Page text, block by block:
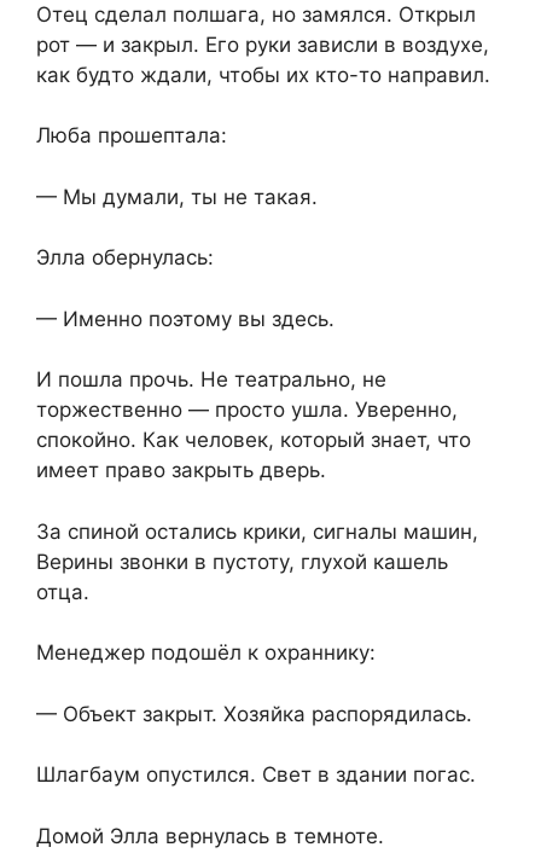
Отец сделал полшага, но замялся. Открыл
рот — и закрыл. Его руки зависли в воздухе,
как будто ждали, чтобы их кто-то направил.
Люба прошептала:
— Мы думали, ты не такая.
Элла обернулась:
— Именно поэтому вы здесь.
И пошла прочь. Не театрально, не
торжественно — просто ушла. Уверенно,
спокойно. Как человек, который знает, что
имеет право закрыть дверь.
За спиной остались крики, сигналы машин,
Верины звонки в пустоту, глухой кашель
отца.
Менеджер подошёл к охраннику:
— Объект закрыт. Хозяйка распорядилась.
Шлагбаум опустился. Свет в здании погас.
Домой Элла вернулась в темноте.